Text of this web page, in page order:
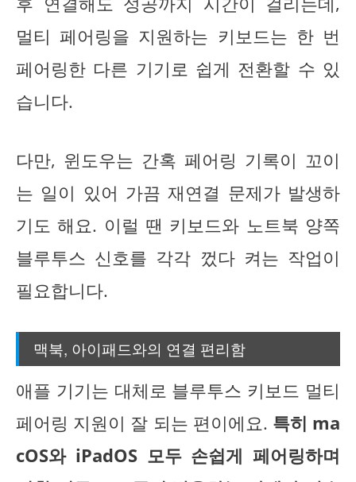
멀티 페어링을 지원하는 키보드는 한 번
페어링한 다른 기기로 쉽게 전환할 수 있
습니다.
다만, 윈도우는 간혹 페어링 기록이 꼬이
는 일이 있어 가끔 재연결 문제가 발생하
기도 해요. 이럴 땐 키보드와 노트북 양쪽
블루투스 신호를 각각 껐다 켜는 작업이
필요합니다.
맥북, 아이패드와의 연결 편리함
애플 기기는 대체로 블루투스 키보드 멀티
페어링 지원이 잘 되는 편이에요. 특히 ma
cOS와 iPadOS 모두 손쉽게 페어링하며